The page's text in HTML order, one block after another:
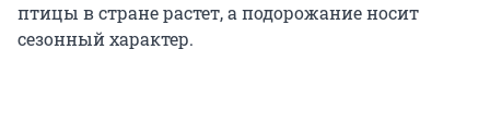
птицы в стране растет, а подорожание носит
сезонный характер.